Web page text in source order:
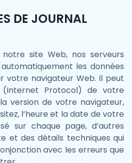
DE JOURNAL
notre site Web, nos serveurs
les données
votre navigateur Web. Il peut
(Internet Protocol) de votre
version de votre navigateur,
l’heure et la date de votre
sur chaque page, d’autres
et des détails techniques qui
avec les erreurs que